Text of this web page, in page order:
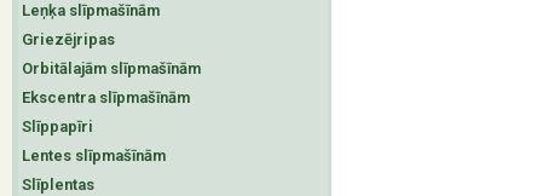
Leņķa slīpmašīnām
Griezējripas
Orbitālajām slīpmašīnām
Ekscentra slīpmašīnām
Slīppapīri
Lentes slīpmašīnām
Slīplentas